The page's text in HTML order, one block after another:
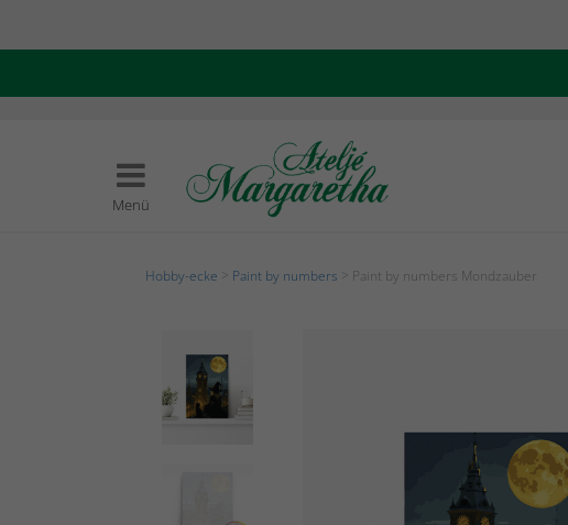
Menü
Hobby-ecke Paint by numbers > Paint by numbers Mondzauber